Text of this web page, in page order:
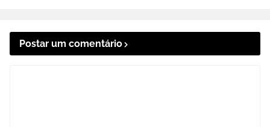
Postar um comentário